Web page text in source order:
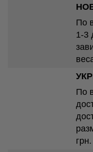
По
1-3
По
грн.